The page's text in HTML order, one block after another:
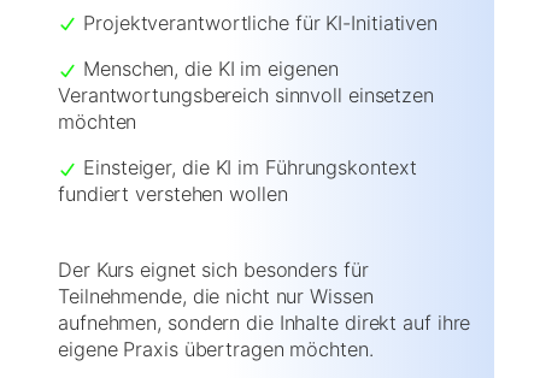
Projektverantwortliche für KI-Initiativen
Menschen, die KI im eigenen
Verantwortungsbereich sinnvoll einsetzen
möchten
Einsteiger, die KI im Führungskontext
fundiert verstehen wollen
Der Kurs eignet sich besonders für
Teilnehmende, die nicht nur Wissen
aufnehmen, sondern die Inhalte direkt auf ihre
eigene Praxis übertragen möchten.